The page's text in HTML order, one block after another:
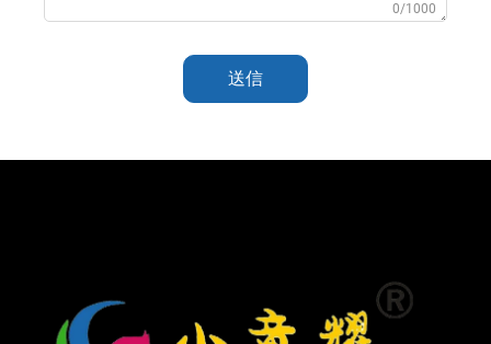
0/1000
送信